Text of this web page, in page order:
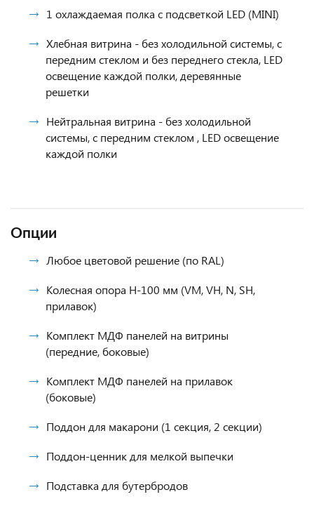
1 охлаждаемая полка с подсветкой LED (MINI)
Хлебная витрина - без холодильной системы, с
передним стеклом и без переднего стекла, LED
освещение каждой полки, деревянные
решетки
Нейтральная витрина - без холодильной
системы, с передним стеклом , LED освещение
каждой полки
Опции
Любое цветовой решение (по RAL)
Колесная опора H-100 мм (VM, VH, N, SH,
прилавок)
Комплект МДФ панелей на витрины
(передние, боковые)
Комплект МДФ панелей на прилавок
(боковые)
Поддон для макарони (1 секция, 2 секции)
Поддон-ценник для мелкой выпечки
Подставка для бутербродов